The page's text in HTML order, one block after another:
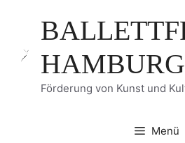
springen
Förderung von Kunst und
Menü